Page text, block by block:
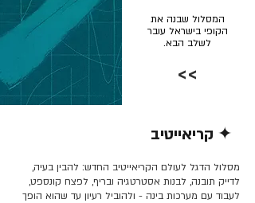
המסלול שבנה את
הקופי בישראל עובר
לשלב הבא.
>>
✦ קריאייטיב
מסלול הדגל לעולם הקריאייטיב החדש: להבין בעיה,
לדייק תובנה, לבנות אסטרטגיה ובריף, לפצח קונספט,
לעבוד עם מערכות בינה - ולהוביל רעיון עד שהוא הופך